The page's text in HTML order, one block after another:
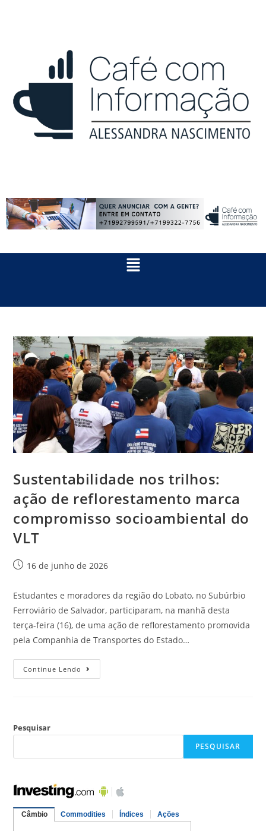
Sustentabilidade nos trilhos:
ação de reflorestamento marca
compromisso socioambiental do
VLT
16 de junho de 2026
Estudantes e moradores da região do Lobato, no Subúrbio
Ferroviário de Salvador, participaram, na manhã desta
terça-feira (16), de uma ação de reflorestamento promovida
pela Companhia de Transportes do Estado…
Continue Lendo
Pesquisar
PESQUISAR